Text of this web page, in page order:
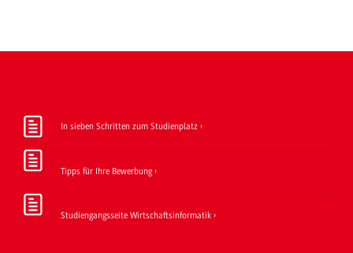
In sieben Schritten zum Studienplatz
Tipps für Ihre Bewerbung
Studiengangsseite Wirtschaftsinformatik